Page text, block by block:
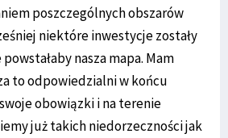
poszczególnych obszarów
niektóre inwestycje zostały
nasza mapa. Mam
to odpowiedzialni w końcu
obowiązki i na terenie
już takich niedorzeczności jak